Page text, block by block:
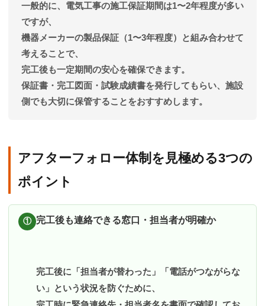
一般的に、電気工事の施工保証期間は1〜2年程度が多い
ですが、
機器メーカーの製品保証（1〜3年程度）と組み合わせて
考えることで、
完工後も一定期間の安心を確保できます。
保証書・完工図面・試験成績書を発行してもらい、施設
側でも大切に保管することをおすすめします。
アフターフォロー体制を見極める3つの
ポイント
① 完工後も連絡できる窓口・担当者が明確か
完工後に「担当者が替わった」「電話がつながらな
い」という状況を防ぐために、